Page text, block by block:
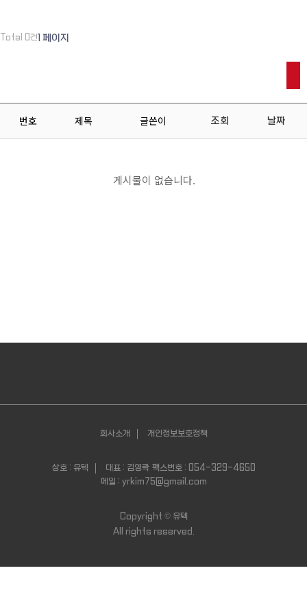
Total 0건1 페이지
번호 제목 글쓴이 조회 날짜
게시물이 없습니다.
회사소개 개인정보보호정책
상호 : 유텍 대표 : 김영락 팩스번호 : 054-329-4650
메일 : yrkim75@gmail.com
Copyright © 유텍
All rights reserved.